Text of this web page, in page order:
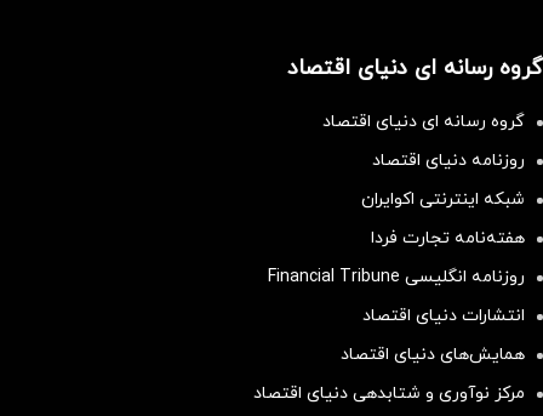
گروه رسانه ای دنیای اقتصاد
گروه رسانه ای دنیای اقتصاد
روزنامه دنیای اقتصاد
شبکه اینترنتی اکوایران
هفته‌نامه تجارت فردا
روزنامه انگلیسی Financial Tribune
انتشارات دنیای اقتصاد
همایش‌های دنیای اقتصاد
مرکز نوآوری و شتابدهی دنیای اقتصاد